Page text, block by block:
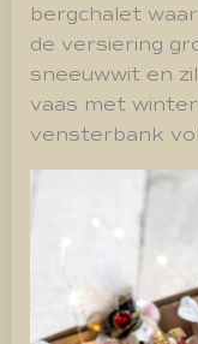
bergchalet
de versiering
sneeuwwit en
vaas met
vensterbank